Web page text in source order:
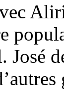
José